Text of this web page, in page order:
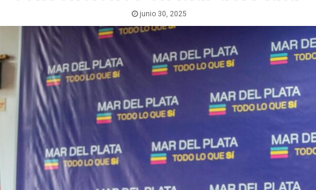
junio 30, 2025